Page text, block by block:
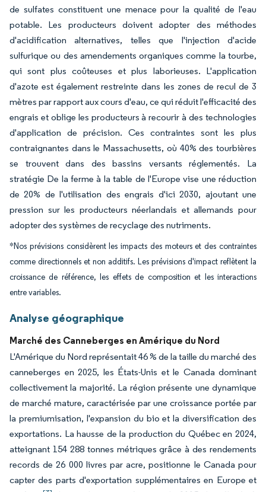
de sulfates constituent une menace pour la qualité de l'eau
potable. Les producteurs doivent adopter des méthodes
d'acidification alternatives, telles que l'injection d'acide
sulfurique ou des amendements organiques comme la tourbe,
qui sont plus coûteuses et plus laborieuses. L'application
d'azote est également restreinte dans les zones de recul de 3
mètres par rapport aux cours d'eau, ce qui réduit l'efficacité des
engrais et oblige les producteurs à recourir à des technologies
d'application de précision. Ces contraintes sont les plus
contraignantes dans le Massachusetts, où 40% des tourbières
se trouvent dans des bassins versants réglementés. La
stratégie De la ferme à la table de l'Europe vise une réduction
de 20% de l'utilisation des engrais d'ici 2030, ajoutant une
pression sur les producteurs néerlandais et allemands pour
adopter des systèmes de recyclage des nutriments.
*Nos prévisions considèrent les impacts des moteurs et des contraintes
comme directionnels et non additifs. Les prévisions d'impact reflètent la
croissance de référence, les effets de composition et les interactions
entre variables.
Analyse géographique
Marché des Canneberges en Amérique du Nord
L'Amérique du Nord représentait 46 % de la taille du marché des
canneberges en 2025, les États-Unis et le Canada dominant
collectivement la majorité. La région présente une dynamique
de marché mature, caractérisée par une croissance portée par
la premiumisation, l'expansion du bio et la diversification des
exportations. La hausse de la production du Québec en 2024,
atteignant 154 288 tonnes métriques grâce à des rendements
records de 26 000 livres par acre, positionne le Canada pour
capter des parts d'exportation supplémentaires en Europe et